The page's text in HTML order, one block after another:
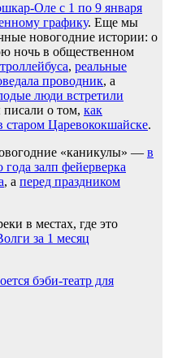
Оле с 1 по 9 января
графику. Еще мы
новогодние истории: о
ночь в общественном
, реальные
проводник, а
люди встретили
о том, как
Царевококшайске.
«каникулы» — в
залп фейерверка
, а перед праздником
в местах, где это
за 1 месяц
бэби-театр для